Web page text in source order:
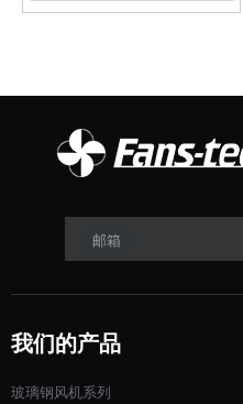
邮箱
我们的产品
玻璃钢风机系列